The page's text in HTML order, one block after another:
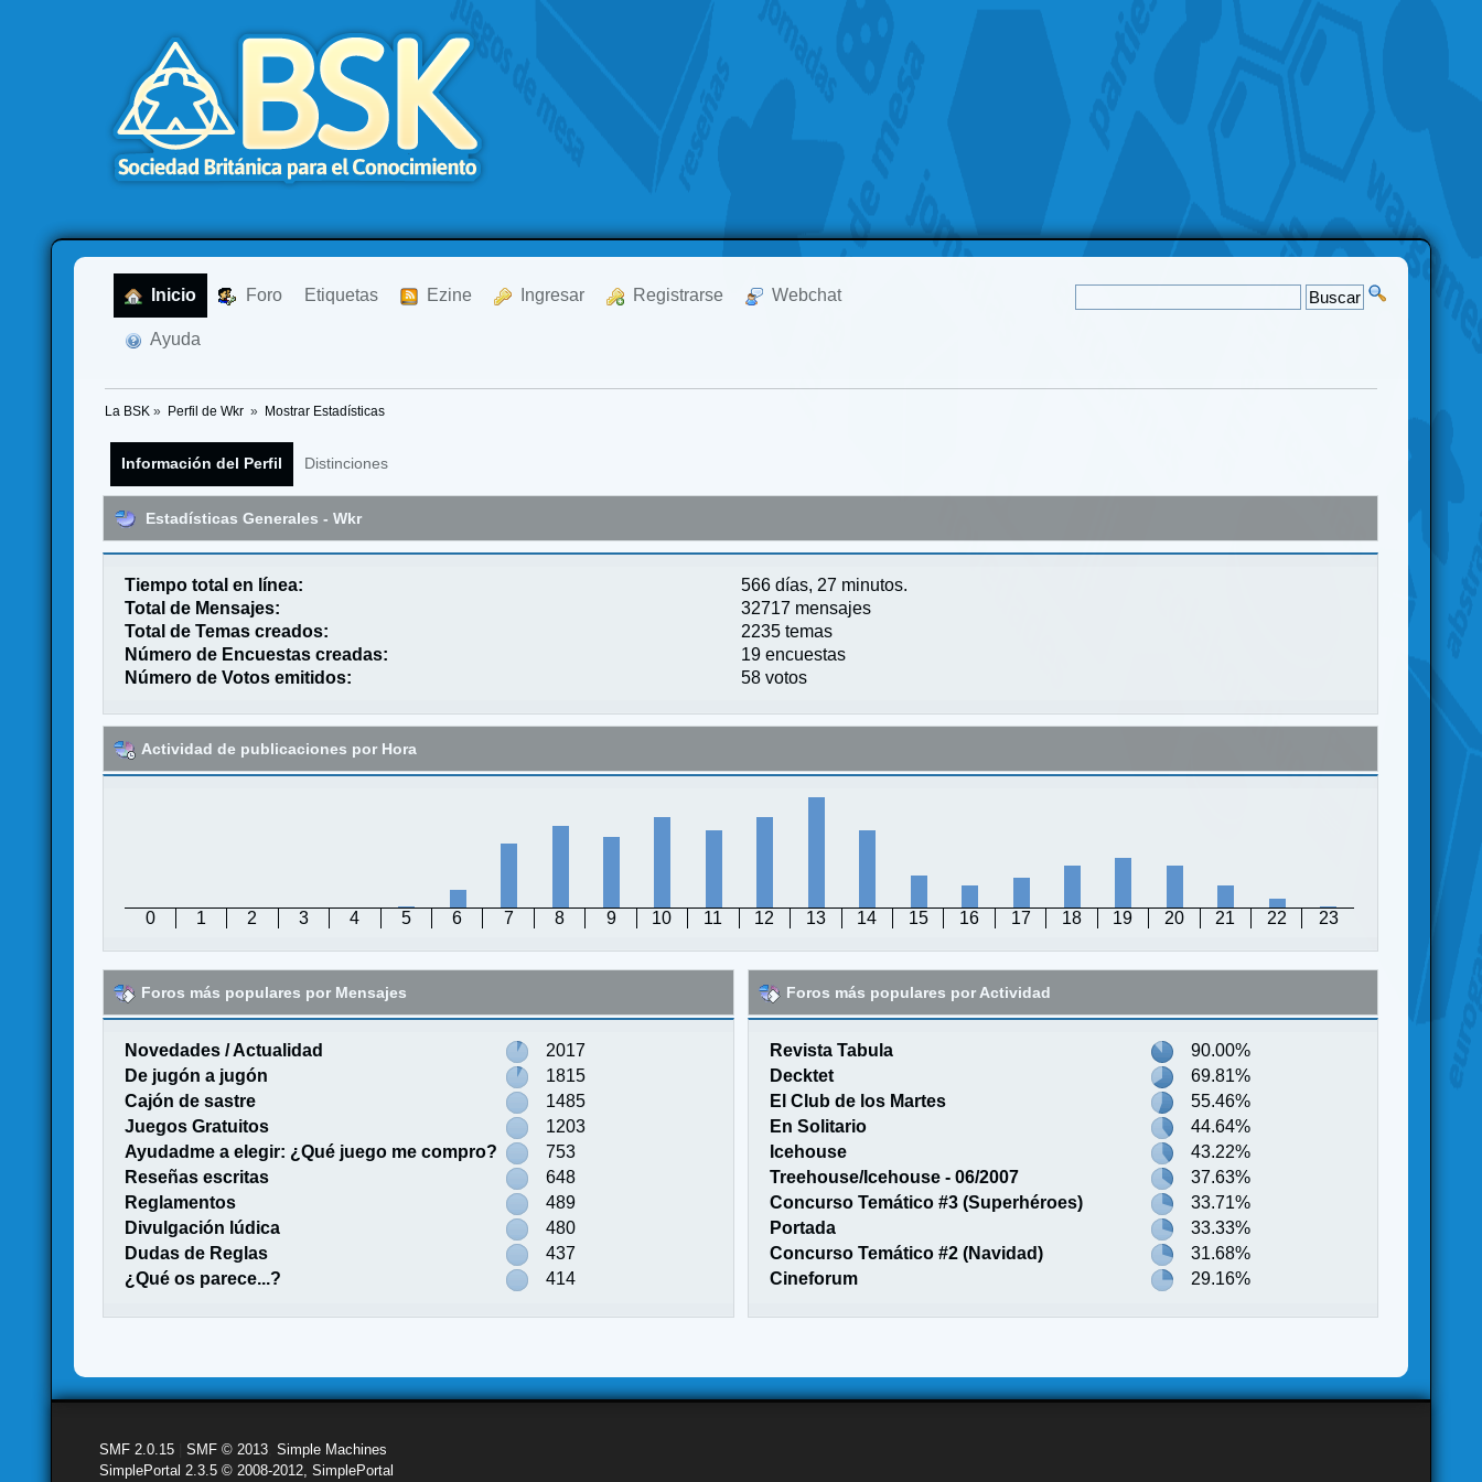
Inicio Foro Etiquetas Ezine Ingresar Registrarse Webchat
Ayuda
La BSK » Perfil de Wkr » Mostrar Estadísticas
Información del Perfil Distinciones
Estadísticas Generales - Wkr
Tiempo total en línea:
566 días, 27 minutos.
Total de Mensajes:
32717 mensajes
Total de Temas creados:
2235 temas
Número de Encuestas creadas:
19 encuestas
Número de Votos emitidos:
58 votos
Actividad de publicaciones por Hora
0 1 2 3 4 5 6 7 8 9 10 11 12 13 14 15 16 17 18 19 20 21 22 23
Foros más populares por Mensajes
Novedades / Actualidad
2017
De jugón a jugón
1815
Cajón de sastre
1485
Juegos Gratuitos
1203
Ayudadme a elegir: ¿Qué juego me compro?
753
Reseñas escritas
648
Reglamentos
489
Divulgación lúdica
480
Dudas de Reglas
437
¿Qué os parece...?
414
Foros más populares por Actividad
Revista Tabula
90.00%
Decktet
69.81%
El Club de los Martes
55.46%
En Solitario
44.64%
Icehouse
43.22%
Treehouse/Icehouse - 06/2007
37.63%
Concurso Temático #3 (Superhéroes)
33.71%
Portada
33.33%
Concurso Temático #2 (Navidad)
31.68%
Cineforum
29.16%
SMF 2.0.15 |SMF © 2013 ,Simple Machines
SimplePortal 2.3.5 © 2008-2012, SimplePortal